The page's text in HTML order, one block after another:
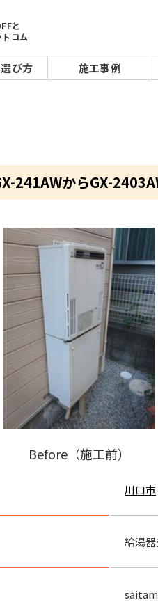
と
コム
び方 施工事例
241AWからGX-
Before（施工前）
川口市
給湯